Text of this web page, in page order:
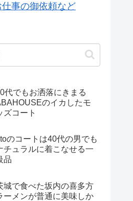
事の御依頼など
代でもお洒落にきまる
のイカしたモ
ズコート
のコートは40代の男でも
チュラルに着こなせる一
品
城で食べた坂内の喜多方
ーメンが普通に美味しか